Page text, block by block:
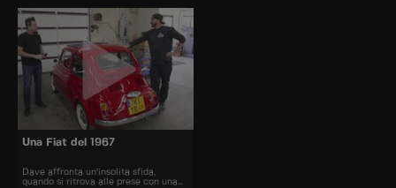
Una Fiat del 1967
Dave affronta un'insolita sfida,
quando si ritrova alle prese con una